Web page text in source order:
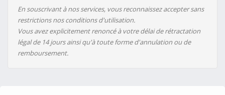
En souscrivant à nos services, vous reconnaissez accepter sans
restrictions nos conditions d'utilisation.
Vous avez explicitement renoncé à votre délai de rétractation
légal de 14 jours ainsi qu'à toute forme d'annulation ou de
remboursement.